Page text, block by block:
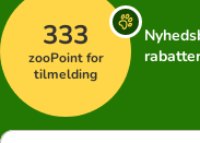
333
zooPoint for
tilmelding